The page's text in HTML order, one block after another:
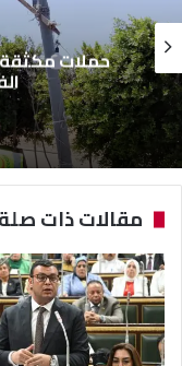
حملات مكثقة
مقالات ذات صلة